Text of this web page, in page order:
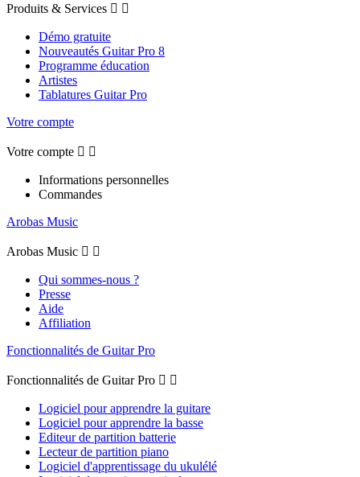
Produits & Services  
Démo gratuite
Nouveautés Guitar Pro 8
Programme éducation
Artistes
Tablatures Guitar Pro
Votre compte
Votre compte  
Informations personnelles
Commandes
Arobas Music
Arobas Music  
Qui sommes-nous ?
Presse
Aide
Affiliation
Fonctionnalités de Guitar Pro
Fonctionnalités de Guitar Pro  
Logiciel pour apprendre la guitare
Logiciel pour apprendre la basse
Editeur de partition batterie
Lecteur de partition piano
Logiciel d'apprentissage du ukulélé